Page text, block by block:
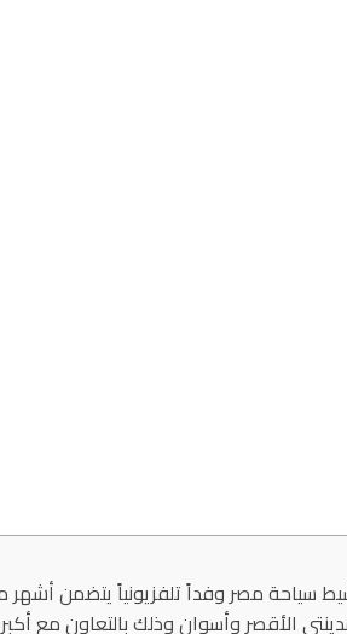
سياحة مصر وفداً تلفزيونياً يتضمن أشهر